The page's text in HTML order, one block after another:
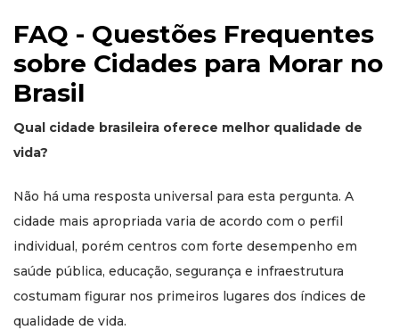
FAQ - Questões Frequentes
sobre Cidades para Morar no
Brasil
Qual cidade brasileira oferece melhor qualidade de
vida?
Não há uma resposta universal para esta pergunta. A
cidade mais apropriada varia de acordo com o perfil
individual, porém centros com forte desempenho em
saúde pública, educação, segurança e infraestrutura
costumam figurar nos primeiros lugares dos índices de
qualidade de vida.